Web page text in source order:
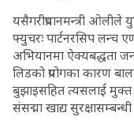
यसैगरीप्रधानमन्त्री
फ्युचरः पार्टनरसिप लन्च
अभियानमा ऐक्यबद्धता
लिडको प्रयोगका कारण
बुझाइसहित त्यसलाई मुक्त
संसद्मा खाद्य